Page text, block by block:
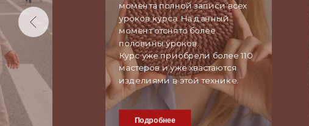
момента полной записи всех
уроков курса. На данный
момент отснято более
половины уроков.
Курс уже приобрели более 110
мастеров и уже хвастаются
изделиями в этой технике.
Подробнее